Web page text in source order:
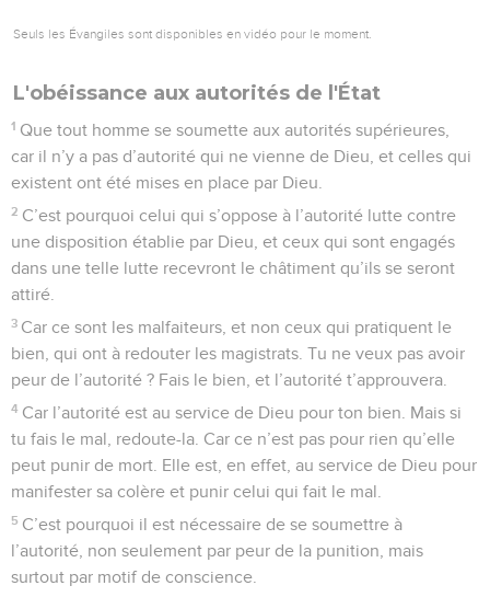
Seuls les Évangiles sont disponibles en vidéo pour le moment.
L'obéissance aux autorités de l'État
1 Que tout homme se soumette aux autorités supérieures,
car il n’y a pas d’autorité qui ne vienne de Dieu, et celles qui
existent ont été mises en place par Dieu.
2 C’est pourquoi celui qui s’oppose à l’autorité lutte contre
une disposition établie par Dieu, et ceux qui sont engagés
dans une telle lutte recevront le châtiment qu’ils se seront
attiré.
3 Car ce sont les malfaiteurs, et non ceux qui pratiquent le
bien, qui ont à redouter les magistrats. Tu ne veux pas avoir
peur de l’autorité ? Fais le bien, et l’autorité t’approuvera.
4 Car l’autorité est au service de Dieu pour ton bien. Mais si
tu fais le mal, redoute-la. Car ce n’est pas pour rien qu’elle
peut punir de mort. Elle est, en effet, au service de Dieu pour
manifester sa colère et punir celui qui fait le mal.
5 C’est pourquoi il est nécessaire de se soumettre à
l’autorité, non seulement par peur de la punition, mais
surtout par motif de conscience.